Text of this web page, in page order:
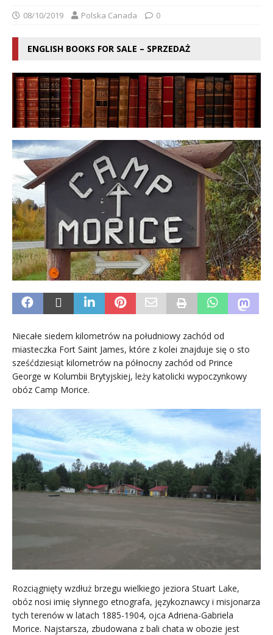
08/10/2019 Polska Canada 0
ENGLISH BOOKS FOR SALE – SPRZEDAŻ
Niecałe siedem kilometrów na południowy zachód od
miasteczka Fort Saint James, które z kolei znajduje się o sto
sześćdziesiąt kilometrów na północny zachód od Prince
George w Kolumbii Brytyjskiej, leży katolicki wypoczynkowy
obóz Camp Morice.
Rozciągnięty wzdłuż brzegu wielkiego jeziora Stuart Lake,
obóz nosi imię słynnego etnografa, językoznawcy i misjonarza
tych terenów w latach 1885-1904, ojca Adriena-Gabriela
Morice. Najstarsza, zbudowana z bali chata w obozie jest